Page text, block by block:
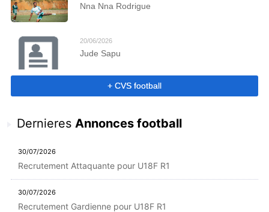
Nna Nna Rodrigue
20/06/2026
Jude Sapu
+ CVS football
Dernieres Annonces football
30/07/2026
Recrutement Attaquante pour U18F R1
30/07/2026
Recrutement Gardienne pour U18F R1